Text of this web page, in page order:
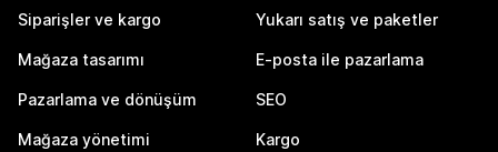
Siparişler ve kargo
Mağaza tasarımı
Pazarlama ve dönüşüm
Mağaza yönetimi
Yukarı satış ve paketler
E-posta ile pazarlama
SEO
Kargo